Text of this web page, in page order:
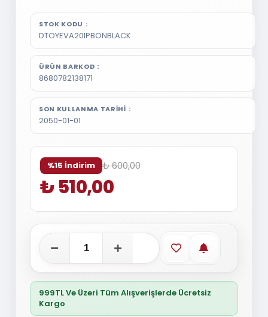
STOK KODU
DTOYEVA20IPBONBLACK
ÜRÜN BARKOD
8680782138171
SON KULLANMA TARIHI
2050-01-01
%15 İndirim ₺ 600,00
₺ 510,00
Favorilere ekle
Stoğa
999TL Ve Üzeri Tüm Alışverişlerde Ücretsiz
Kargo